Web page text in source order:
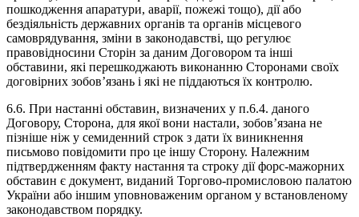
пошкодження апаратури, аварії, пожежі тощо), дії або
бездіяльність державних органів та органів місцевого
самоврядування, зміни в законодавстві, що регулює
правовідносини Сторін за даним Договором та інші
обставини, які перешкоджають виконанню Сторонами своїх
договірних зобов’язань і які не піддаються їх контролю.
6.6. При настанні обставин, визначених у п.6.4. даного
Договору, Сторона, для якої вони настали, зобов’язана не
пізніше ніж у семиденний строк з дати їх виникнення
письмово повідомити про це іншу Сторону. Належним
підтвердженням факту настання та строку дії форс-мажорних
обставин є документ, виданий Торгово-промисловою палатою
України або іншим уповноваженим органом у встановленому
законодавством порядку.